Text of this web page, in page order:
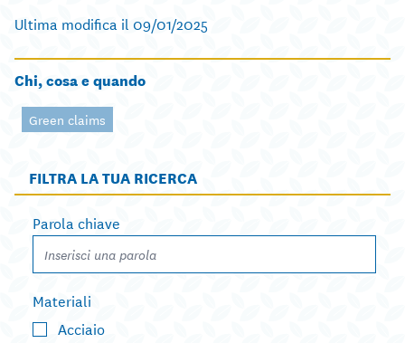
Ultima modifica il 09/01/2025
Chi, cosa e quando
Green claims
FILTRA LA TUA RICERCA
Parola chiave
Materiali
Acciaio